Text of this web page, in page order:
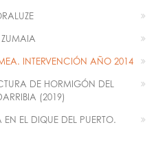
INTERVENCIÓN AÑO 2014
DE HORMIGÓN DEL
(2019)
EL DIQUE DEL PUERTO.